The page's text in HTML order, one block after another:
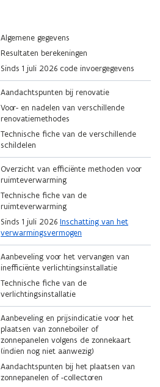
Algemene gegevens
Resultaten berekeningen
Sinds 1 juli 2026 code invoergegevens
Aandachtspunten bij renovatie
Voor- en nadelen van verschillende
renovatiemethodes
Technische fiche van de verschillende
schildelen
Overzicht van efficiënte methoden voor
ruimteverwarming
Technische fiche van de
ruimteverwarming
Sinds 1 juli 2026 Inschatting van het
verwarmingsvermogen
Aanbeveling voor het vervangen van
inefficiënte verlichtingsinstallatie
Technische fiche van de
verlichtingsinstallatie
Aanbeveling en prijsindicatie voor het
plaatsen van zonneboiler of
zonnepanelen volgens de zonnekaart
(indien nog niet aanwezig)
Aandachtspunten bij het plaatsen van
zonnepanelen of -collectoren